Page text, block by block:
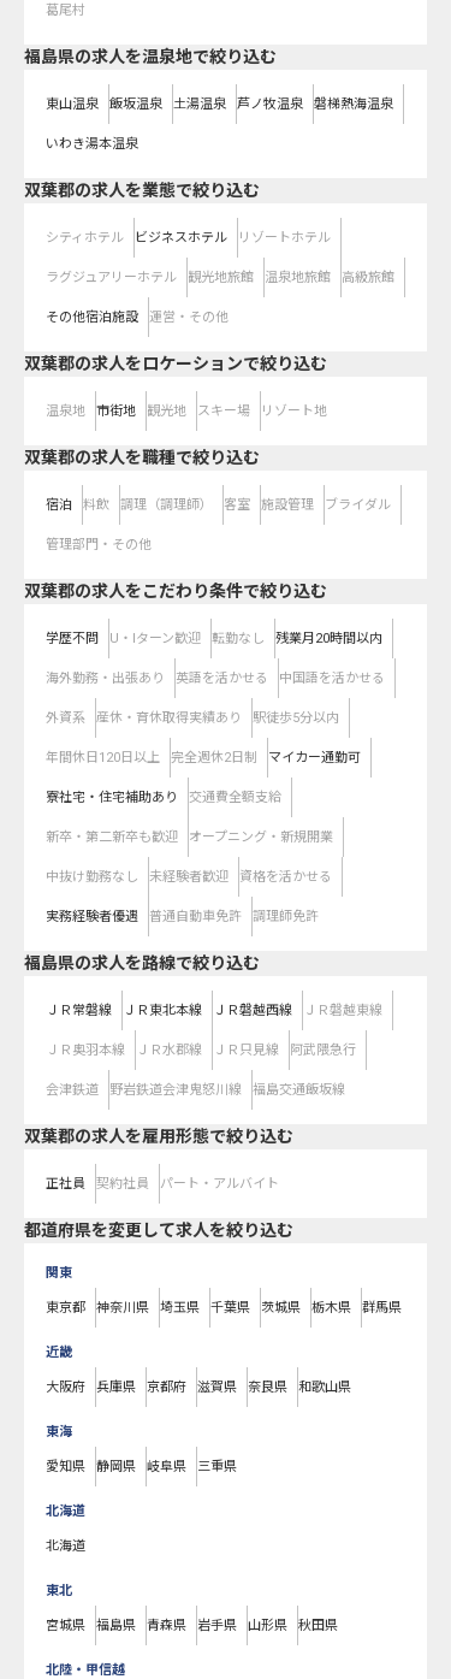
葛尾村
福島県の求人を温泉地で絞り込む
東山温泉 飯坂温泉 土湯温泉 芦ノ牧温泉 磐梯熱海温泉
いわき湯本温泉
双葉郡の求人を業態で絞り込む
シティホテル ビジネスホテル リゾートホテル
ラグジュアリーホテル 観光地旅館 温泉地旅館 高級旅館
その他宿泊施設 運営・その他
双葉郡の求人をロケーションで絞り込む
温泉地 市街地 観光地 スキー場 リゾート地
双葉郡の求人を職種で絞り込む
宿泊 料飲 調理（調理師） 客室 施設管理 ブライダル
管理部門・その他
双葉郡の求人をこだわり条件で絞り込む
学歴不問 U・Iターン歓迎 転勤なし 残業月20時間以内
海外勤務・出張あり 英語を活かせる 中国語を活かせる
外資系 産休・育休取得実績あり 駅徒歩5分以内
年間休日120日以上 完全週休2日制 マイカー通勤可
寮社宅・住宅補助あり 交通費全額支給
新卒・第二新卒も歓迎 オープニング・新規開業
中抜け勤務なし 未経験者歓迎 資格を活かせる
実務経験者優遇 普通自動車免許 調理師免許
福島県の求人を路線で絞り込む
ＪＲ常磐線 ＪＲ東北本線 ＪＲ磐越西線 ＪＲ磐越東線
ＪＲ奥羽本線 ＪＲ水郡線 ＪＲ只見線 阿武隈急行
会津鉄道 野岩鉄道会津鬼怒川線 福島交通飯坂線
双葉郡の求人を雇用形態で絞り込む
正社員 契約社員 パート・アルバイト
都道府県を変更して求人を絞り込む
関東
東京都 神奈川県 埼玉県 千葉県 茨城県 栃木県 群馬県
近畿
大阪府 兵庫県 京都府 滋賀県 奈良県 和歌山県
東海
愛知県 静岡県 岐阜県 三重県
北海道
北海道
東北
宮城県 福島県 青森県 岩手県 山形県 秋田県
北陸・甲信越